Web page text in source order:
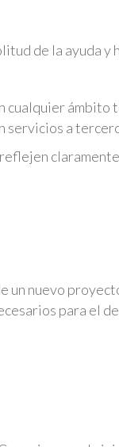
de la ayuda y
cualquier
servicios a
un nuevo
para el